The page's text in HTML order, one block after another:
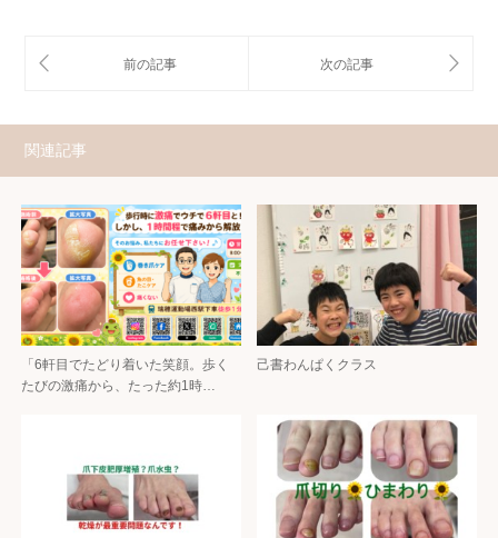
関連記事
「6軒目でたどり着いた笑顔。歩く
たびの激痛から、たった約1時…
己書わんぱくクラス